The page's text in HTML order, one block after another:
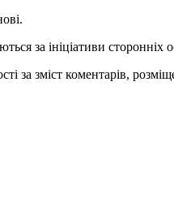
за ініціативи сторонніх
за зміст коментарів,